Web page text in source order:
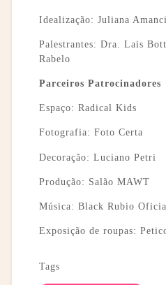
Idealização: Juliana
Palestrantes: Dra. Lais
Rabelo
Parceiros Patrocinadores
Espaço: Radical Kids
Fotografia: Foto Certa
Decoração: Luciano Petri
Produção: Salão MAWT
Música: Black Rubio
Exposição de roupas:
Tags